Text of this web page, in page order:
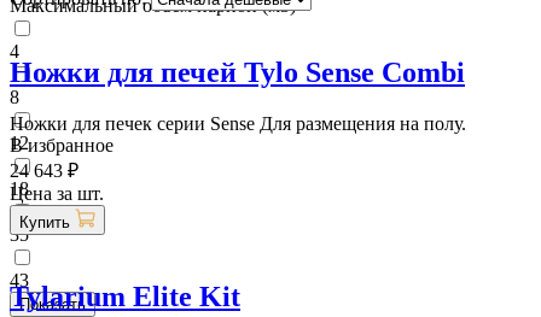
Максимальный объем парной (м3)
4
8
12
18
35
43
Ножки для печей Tylo Sense Combi
Ножки для печек серии Sense Для размещения на полу.
В избранное
24 643 ₽
Цена за шт.
Купить
Tylarium Elite Kit